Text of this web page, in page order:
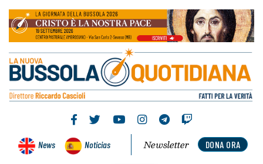
News Noticias DONA ORA
Newsletter